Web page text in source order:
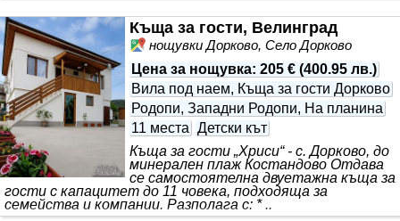
Къща за гости, Велинград
нощувки Дорково, Село Дорково
Цена за нощувка: 205 € (400.95 лв.)
Вила под наем, Къща за гости Дорково
Родопи, Западни Родопи, На планина
11 места Детски кът
Къща за гости „Хриси“ - с. Дорково, до
минерален плаж Костандово Отдава
се самостоятелна двуетажна къща за
гости с капацитет до 11 човека, подходяща за
семейства и компании. Разполага с: * ..